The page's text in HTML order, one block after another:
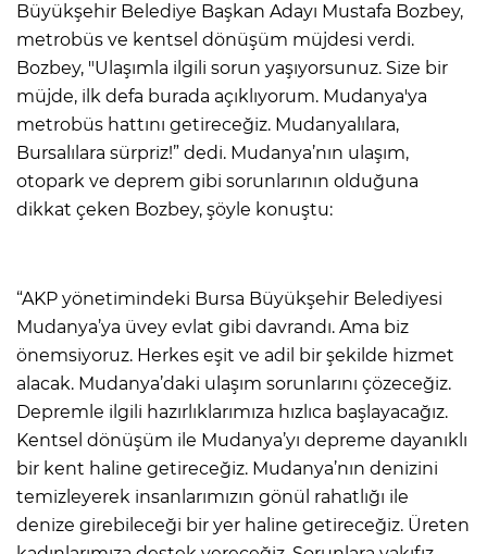
Büyükşehir Belediye Başkan Adayı Mustafa Bozbey,
metrobüs ve kentsel dönüşüm müjdesi verdi.
Bozbey, "Ulaşımla ilgili sorun yaşıyorsunuz. Size bir
müjde, ilk defa burada açıklıyorum. Mudanya'ya
metrobüs hattını getireceğiz. Mudanyalılara,
Bursalılara sürpriz!” dedi. Mudanya’nın ulaşım,
otopark ve deprem gibi sorunlarının olduğuna
dikkat çeken Bozbey, şöyle konuştu:
“AKP yönetimindeki Bursa Büyükşehir Belediyesi
Mudanya’ya üvey evlat gibi davrandı. Ama biz
önemsiyoruz. Herkes eşit ve adil bir şekilde hizmet
alacak. Mudanya’daki ulaşım sorunlarını çözeceğiz.
Depremle ilgili hazırlıklarımıza hızlıca başlayacağız.
Kentsel dönüşüm ile Mudanya’yı depreme dayanıklı
bir kent haline getireceğiz. Mudanya’nın denizini
temizleyerek insanlarımızın gönül rahatlığı ile
denize girebileceği bir yer haline getireceğiz. Üreten